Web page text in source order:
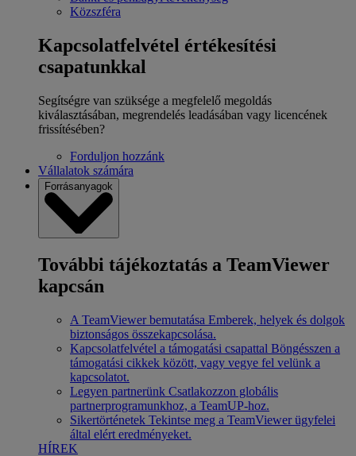
Közszféra
Kapcsolatfelvétel értékesítési
csapatunkkal
Segítségre van szüksége a megfelelő megoldás
kiválasztásában, megrendelés leadásában vagy licencének
frissítésében?
Forduljon hozzánk
Vállalatok számára
Forrásanyagok
További tájékoztatás a TeamViewer
kapcsán
A TeamViewer bemutatása Emberek, helyek és dolgok
biztonságos összekapcsolása.
Kapcsolatfelvétel a támogatási csapattal Böngésszen a
támogatási cikkek között, vagy vegye fel velünk a
kapcsolatot.
Legyen partnerünk Csatlakozzon globális
partnerprogramunkhoz, a TeamUP-hoz.
Sikertörténetek Tekintse meg a TeamViewer ügyfelei
által elért eredményeket.
HÍREK